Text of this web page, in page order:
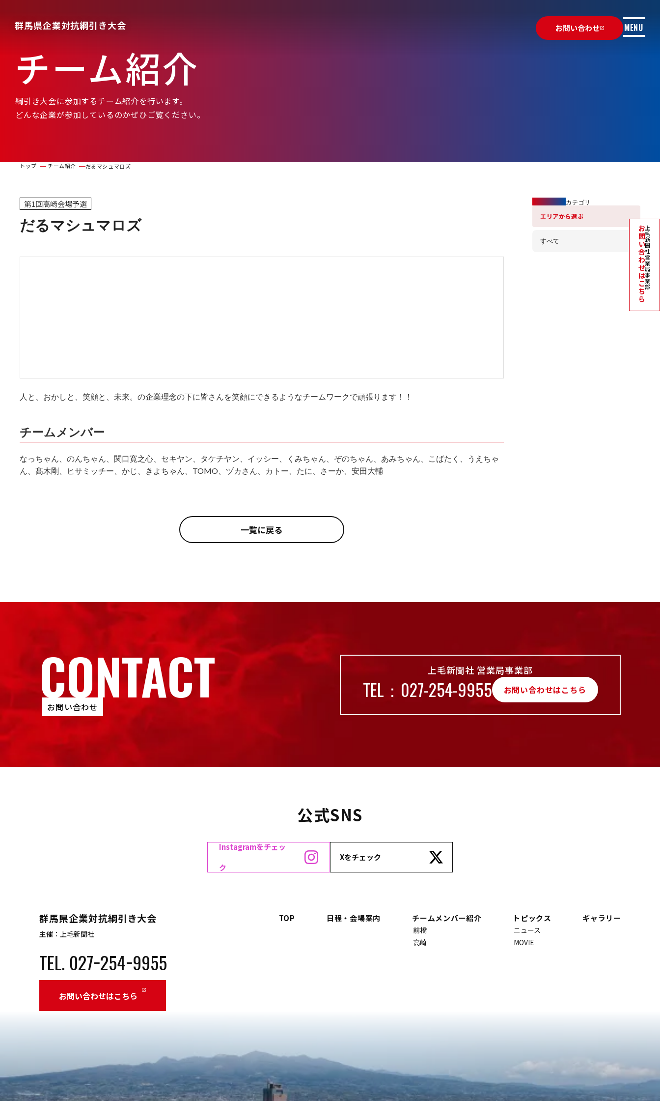
チーム紹介
綱引き大会に参加するチーム紹介を行います。
どんな企業が参加しているのかぜひご覧ください。
トップ チーム紹介 だるマシュマロズ
群馬県企業対抗綱引き大会 お問い合わせlaunch MENU
第1回高崎会場予選
だるマシュマロズ
人と、おかしと、笑顔と、未来。の企業理念の下に皆さんを笑顔にできるようなチームワークで頑張ります！！
チームメンバー
なっちゃん、のんちゃん、関口寛之心、セキヤン、タケチヤン、イッシー、くみちゃん、ぞのちゃん、あみちゃん、こばたく、うえちゃ
ん、髙木剛、ヒサミッチー、かじ、きよちゃん、TOMO、ヅカさん、カトー、たに、さーか、安田大輔
一覧に戻る
Categoryカテゴリ
エリアから選ぶ
すべて
お
問
い
合
わ
せ
は
こ
ち
ら
上
毛
新
聞
社
営
業
局
事
業
部
CONTACT
お問い合わせ
上毛新聞社 営業局事業部
TEL：027-254-9955 お問い合わせはこちら
公式SNS
Instagramをチェッ
ク
Xをチェック
群馬県企業対抗綱引き大会
主催：上毛新聞社
TEL. 027−254−9955
お問い合わせはこちら launch
TOP 日程・会場案内 チームメンバー紹介
前橋
高崎
トピックス
ニュース
MOVIE
ギャラリー